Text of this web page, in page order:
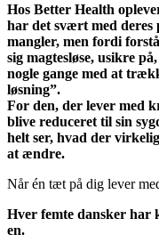
Hos Better Health
har det svært med
mangler, men fordi
sig magtesløse, usikre
nogle gange med at
løsning”.
For den, der lever med
blive reduceret til sin
helt ser, hvad der
at ændre.
Når én tæt på dig lever
Hver femte dansker har
en.